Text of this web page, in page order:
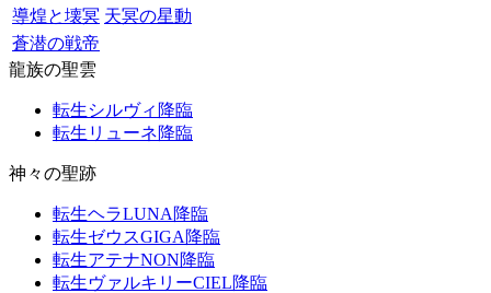
導煌と壊冥 天冥の星動
蒼潜の戦帝
龍族の聖雲
転生シルヴィ降臨
転生リューネ降臨
神々の聖跡
転生ヘラLUNA降臨
転生ゼウスGIGA降臨
転生アテナNON降臨
転生ヴァルキリーCIEL降臨